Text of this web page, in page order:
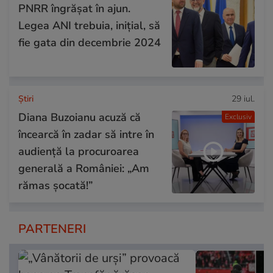
PNRR îngrășat în ajun.
Legea ANI trebuia, inițial, să
fie gata din decembrie 2024
Exclusiv
Ştiri 29 iul.
Diana Buzoianu acuză că
încearcă în zadar să intre în
audiență la procuroarea
generală a României: „Am
rămas șocată!”
PARTENERI